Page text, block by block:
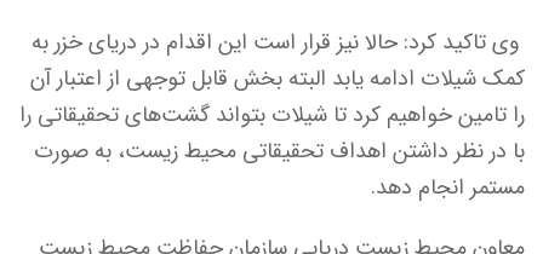
وی تاکید کرد:‌ حالا نیز قرار است این اقدام در دریای خزر به
کمک شیلات ادامه یابد البته بخش قابل توجهی از اعتبار آن
را تامین خواهیم کرد تا شیلات بتواند گشت‌های تحقیقاتی را
با در نظر داشتن اهداف تحقیقاتی محیط زیست، به صورت
مستمر انجام دهد.